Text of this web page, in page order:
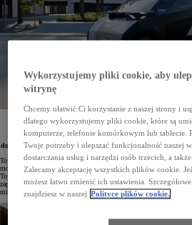
Kompaktowy pojazd elektryczny Toyota FT-Me Concept
mobilności i doskonale odpowiada na oczekiwania
z panelami fotowoltaicznymi i wyróżnia się atrakcyjnym
dużymi możliwościami przystosowania do własnych potrzeb
Toyota Motor Europe zaprezentowała prototyp FT-Me Concept –
mobilność miejską łączące jakość premium z dostępnością
Toyota wdrożyła podczas igrzysk olimpijskich i paraolimpijskich
zaprojektowano z myślą o nowych potrzebach mieszkańców miast
miejskich.
Wykorzystujemy pliki cookie, aby
witrynę
Chcemy ułatwić Ci korzystanie z naszej strony i
dlatego wykorzystujemy pliki cookie, które są
komputerze, telefonie komórkowym lub tablecie.
Twoje potrzeby i ulepszać funkcjonalność naszej
dostarczania usług i narzędzi osób trzecich, a
Zalecamy akceptację wszystkich plików cookie.
możesz łatwo zmienić ich ustawienia.
znajdziesz w naszej Polityce plików cookie.